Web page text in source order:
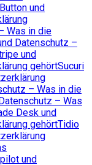
und
Was in die
Datenschutz –
und
gehörtSucuri
– Was in die
– Was
Desk und
gehörtTidio
und